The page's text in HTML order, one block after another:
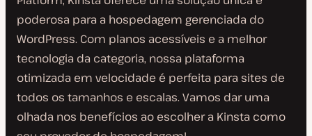
poderosa para a hospedagem gerenciada do
WordPress. Com planos acessíveis e a melhor
tecnologia da categoria, nossa plataforma
otimizada em velocidade é perfeita para sites de
todos os tamanhos e escalas. Vamos dar uma
olhada nos benefícios ao escolher a Kinsta como